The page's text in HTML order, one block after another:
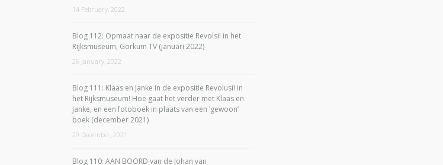
14 February, 2022
Blog 112: Opmaat naar de expositie Revolsi! in het
Rijksmuseum, Gorkum TV (januari 2022)
26 January, 2022
Blog 111: Klaas en Janke in de expositie Revolusi! in
het Rijksmuseum! Hoe gaat het verder met Klaas en
Janke, en een fotoboek in plaats van een ‘gewoon’
boek (december 2021)
29 December, 2021
Blog 110: AAN BOORD van de Johan van